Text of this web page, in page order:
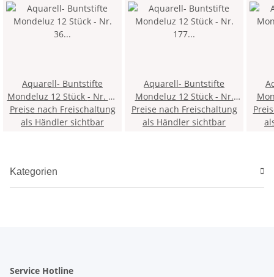
Aquarell- Buntstifte
Mondeluz 12 Stück - Nr. 36
Ivory Black
Preise nach Freischaltung
als Händler sichtbar
Aquarell- Buntstifte
Mondeluz 12 Stück - Nr.
177 Lila Violet
Preise nach Freischaltung
als Händler sichtbar
Kategorien
Service Hotline